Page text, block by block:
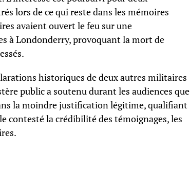
lors de ce qui reste dans les mémoires
avaient ouvert le feu sur une
à Londonderry, provoquant la mort de
historiques de deux autres militaires
public a soutenu durant les audiences que
la moindre justification légitime, qualifiant
contesté la crédibilité des témoignages, les